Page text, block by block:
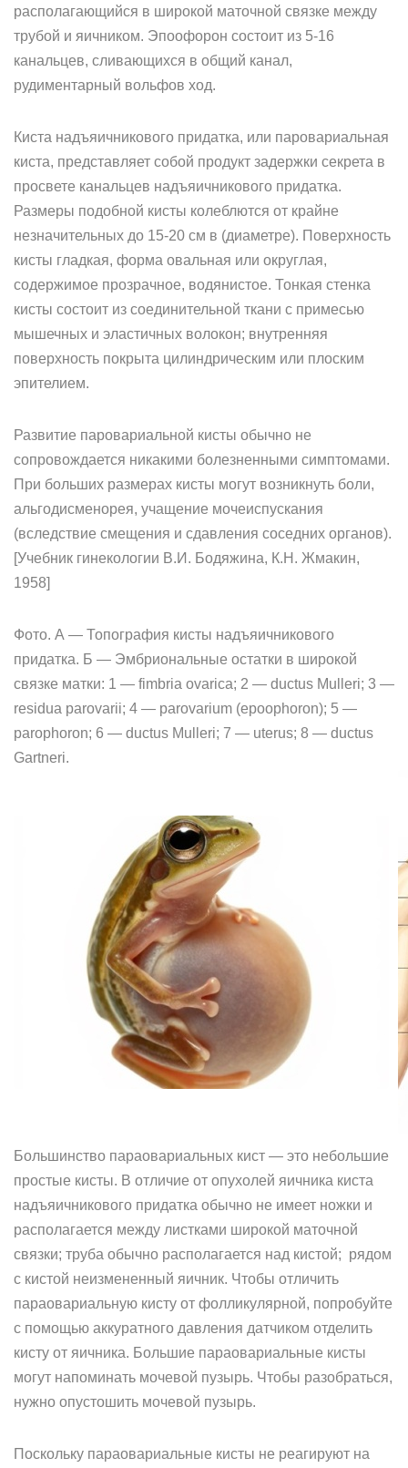
располагающийся в широкой маточной связке между
трубой и яичником. Эпоофорон состоит из 5-16
канальцев, сливающихся в общий канал,
рудиментарный вольфов ход.
Киста надъяичникового придатка, или паровариальная
киста, представляет собой продукт задержки секрета в
просвете канальцев надъяичникового придатка.
Размеры подобной кисты колеблются от крайне
незначительных до 15-20 см в (диаметре). Поверхность
кисты гладкая, форма овальная или округлая,
содержимое прозрачное, водянистое. Тонкая стенка
кисты состоит из соединительной ткани с примесью
мышечных и эластичных волокон; внутренняя
поверхность покрыта цилиндрическим или плоским
эпителием.
Развитие паровариальной кисты обычно не
сопровождается никакими болезненными симптомами.
При больших размерах кисты могут возникнуть боли,
альгодисменорея, учащение мочеиспускания
(вследствие смещения и сдавления соседних органов).
[Учебник гинекологии В.И. Бодяжина, К.Н. Жмакин,
1958]
Фото. А — Топография кисты надъяичникового
придатка. Б — Эмбриональные остатки в широкой
связке матки: 1 — fimbria ovarica; 2 — ductus Mulleri; 3 —
residua parovarii; 4 — parovarium (epoophoron); 5 —
parophoron; 6 — ductus Mulleri; 7 — uterus; 8 — ductus
Gartneri.
Большинство параовариальных кист — это небольшие
простые кисты. В отличие от опухолей яичника киста
надъяичникового придатка обычно не имеет ножки и
располагается между листками широкой маточной
связки; труба обычно располагается над кистой; рядом
с кистой неизмененный яичник. Чтобы отличить
параовариальную кисту от фолликулярной, попробуйте
с помощью аккуратного давления датчиком отделить
кисту от яичника. Большие параовариальные кисты
могут напоминать мочевой пузырь. Чтобы разобраться,
нужно опустошить мочевой пузырь.
Поскольку параовариальные кисты не реагируют на